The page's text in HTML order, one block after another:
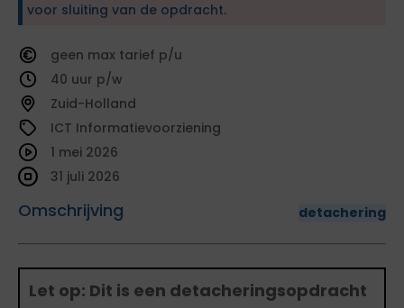
voor sluiting van de opdracht.
geen
tarief
40
Zuid-Holland
ICT Informatievoorziening
Omschrijving detachering
1 mei 2026
31 juli 2026
Let op: Dit is een detacheringsopdracht